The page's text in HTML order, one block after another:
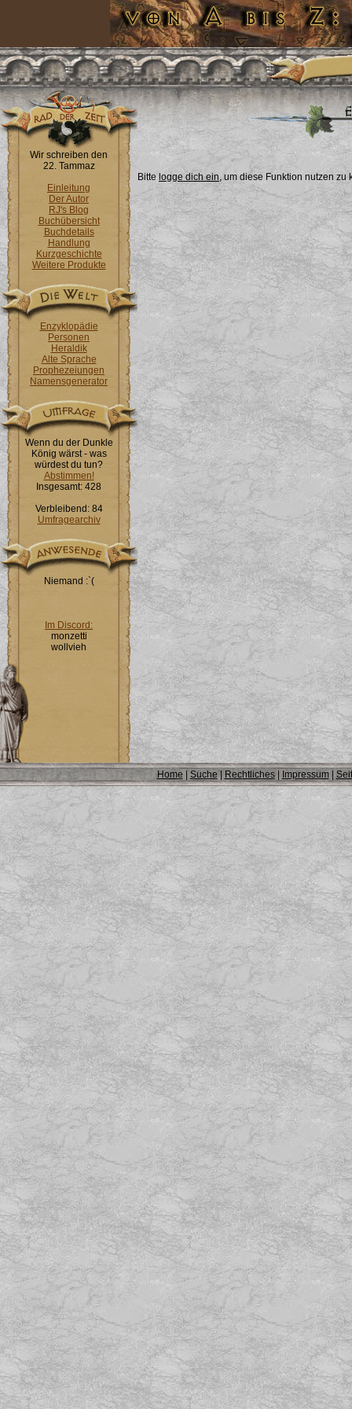
Wir schreiben den
22. Tammaz
Einleitung
Der Autor
RJ's Blog
Buchübersicht
Buchdetails
Handlung
Kurzgeschichte
Weitere Produkte
Enzyklopädie
Personen
Heraldik
Alte Sprache
Prophezeiungen
Namensgenerator
Wenn du der Dunkle
König wärst - was
würdest du tun?
Abstimmen!
Insgesamt: 428
Verbleibend: 84
Umfragearchiv
Niemand :`(
Im Discord:
monzetti
wollvieh
Bitte logge dich ein, um diese Funktion nutzen zu
Home| Suche | Rechtliches| Impressum|